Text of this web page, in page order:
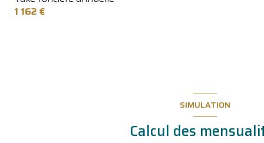
1 162 €
SIMULATION
Calcul des